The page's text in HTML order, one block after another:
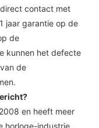
contact met
jaar garantie op de
de
kunnen het defecte
de
en heeft meer
horloge-industrie.